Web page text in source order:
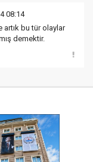
08:14
artık bu tür olaylar
demektir.